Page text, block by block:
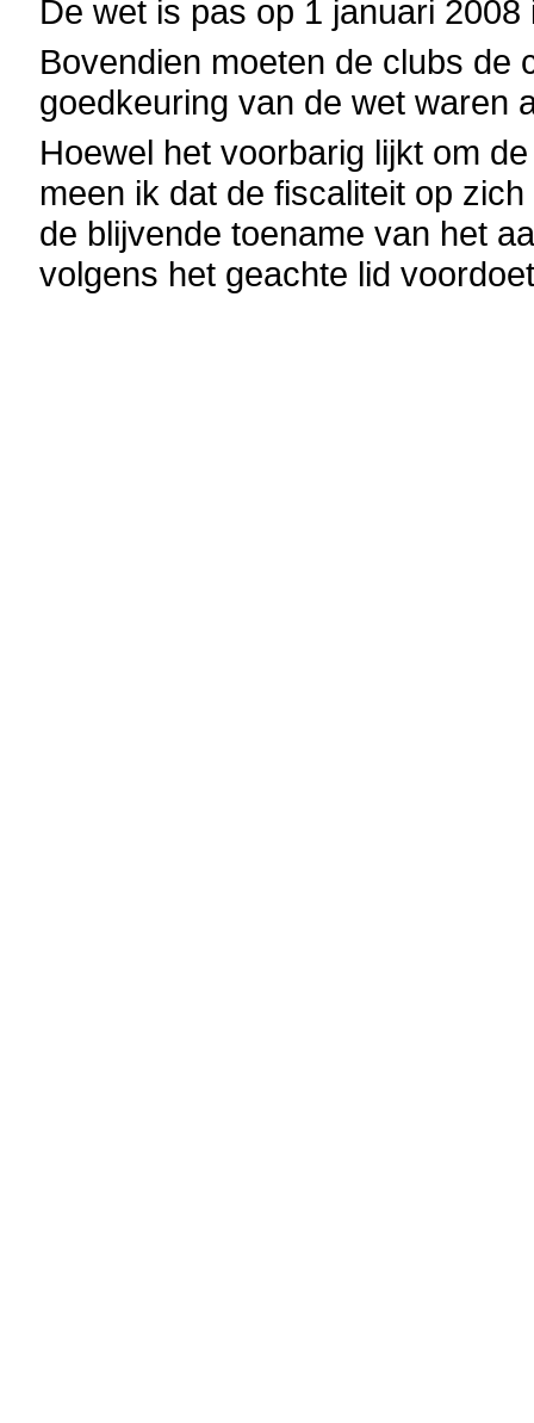
De wet is pas op 1 januari
Bovendien moeten de clubs de
goedkeuring van de wet waren
Hoewel het voorbarig lijkt om
meen ik dat de fiscaliteit op
de blijvende toename van het
volgens het geachte lid